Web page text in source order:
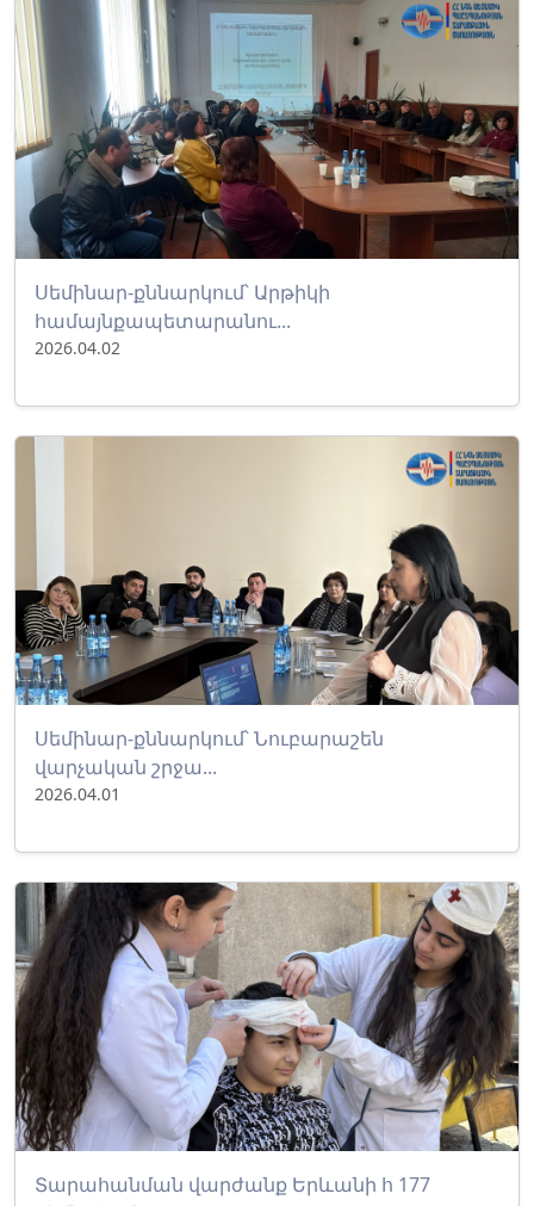
Սեմինար-քննարկում՝ Արթիկի
համայնքապետարանու...
2026.04.02
Սեմինար-քննարկում՝ Նուբարաշեն
վարչական շրջա...
2026.04.01
Տարահանման վարժանք Երևանի հ 177